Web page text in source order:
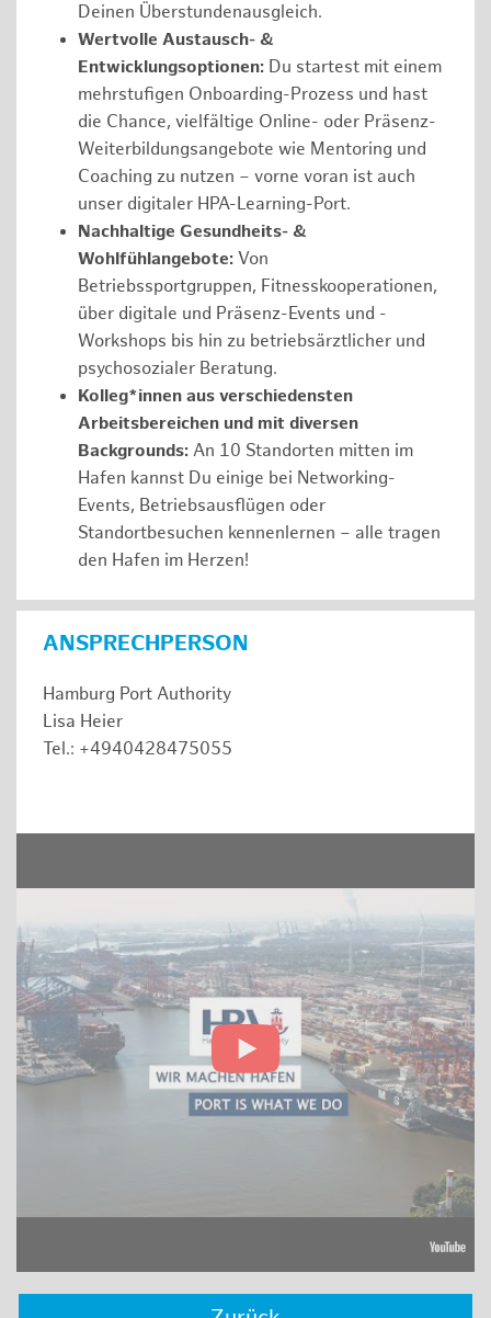
Deinen Überstundenausgleich.
Wertvolle Austausch- &
Entwicklungsoptionen: Du startest mit einem
mehrstufigen Onboarding-Prozess und hast
die Chance, vielfältige Online- oder Präsenz-
Weiterbildungsangebote wie Mentoring und
Coaching zu nutzen – vorne voran ist auch
unser digitaler HPA-Learning-Port.
Nachhaltige Gesundheits- &
Wohlfühlangebote: Von
Betriebssportgruppen, Fitnesskooperationen,
über digitale und Präsenz-Events und -
Workshops bis hin zu betriebsärztlicher und
psychosozialer Beratung.
Kolleg*innen aus verschiedensten
Arbeitsbereichen und mit diversen
Backgrounds: An 10 Standorten mitten im
Hafen kannst Du einige bei Networking-
Events, Betriebsausflügen oder
Standortbesuchen kennenlernen – alle tragen
den Hafen im Herzen!
ANSPRECHPERSON
Hamburg Port Authority
Lisa Heier
Tel.: +4940428475055